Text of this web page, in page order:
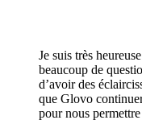
Je suis très
beaucoup de
d’avoir des
que Glovo
pour nous